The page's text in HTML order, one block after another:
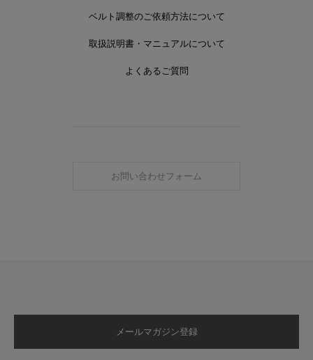
ベルト調整のご依頼方法について
取扱説明書・マニュアルについて
よくあるご質問
お問い合わせフォーム
メールマガジン登録